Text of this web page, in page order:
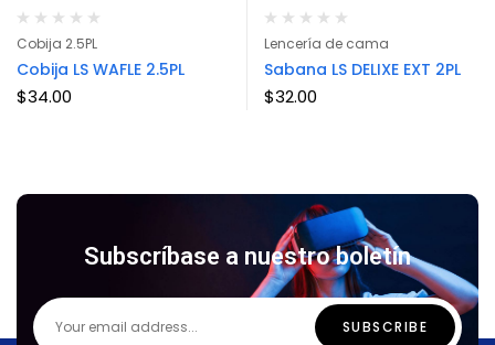
Cobija 2.5PL
Cobija LS WAFLE 2.5PL
$34.00
Lencería de cama
Sabana LS DELIXE EXT 2PL
$32.00
Subscríbase a nuestro boletín